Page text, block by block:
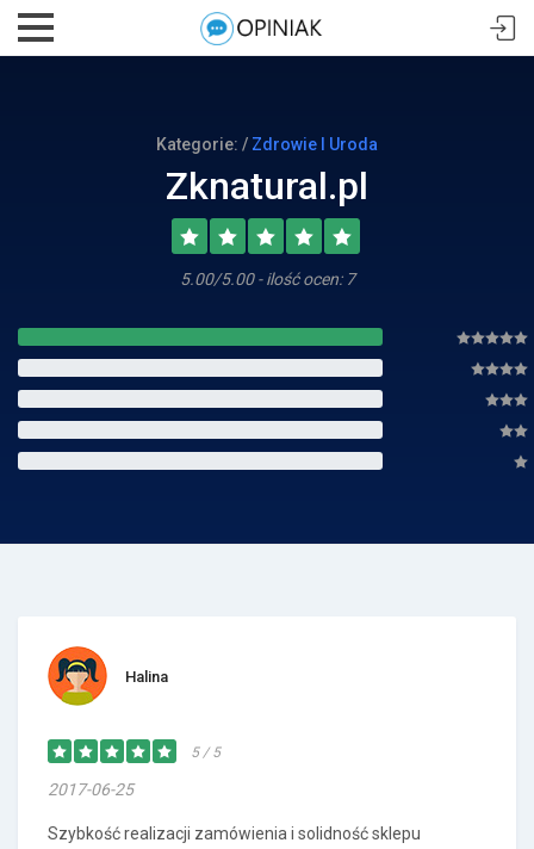
Kategorie: / Zdrowie I Uroda
Zknatural.pl
5.00/5.00 - ilość ocen: 7
Halina
5 / 5
2017-06-25
Szybkość realizacji zamówienia i solidność sklepu